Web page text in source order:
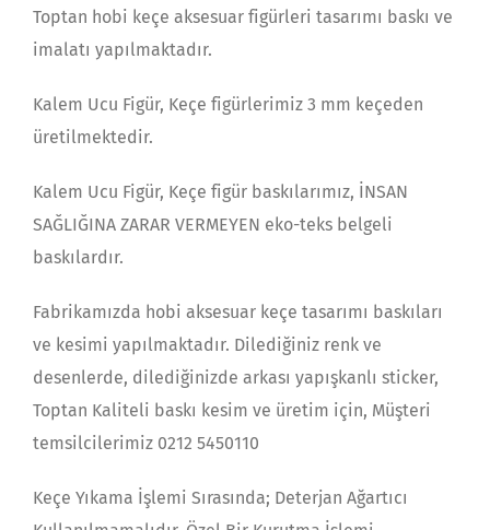
Toptan hobi keçe aksesuar figürleri tasarımı baskı ve
imalatı yapılmaktadır.
Kalem Ucu Figür, Keçe figürlerimiz 3 mm keçeden
üretilmektedir.
Kalem Ucu Figür, Keçe figür baskılarımız, İNSAN
SAĞLIĞINA ZARAR VERMEYEN eko-teks belgeli
baskılardır.
Fabrikamızda hobi aksesuar keçe tasarımı baskıları
ve kesimi yapılmaktadır. Dilediğiniz renk ve
desenlerde, dilediğinizde arkası yapışkanlı sticker,
Toptan Kaliteli baskı kesim ve üretim için, Müşteri
temsilcilerimiz 0212 5450110
Keçe Yıkama İşlemi Sırasında; Deterjan Ağartıcı